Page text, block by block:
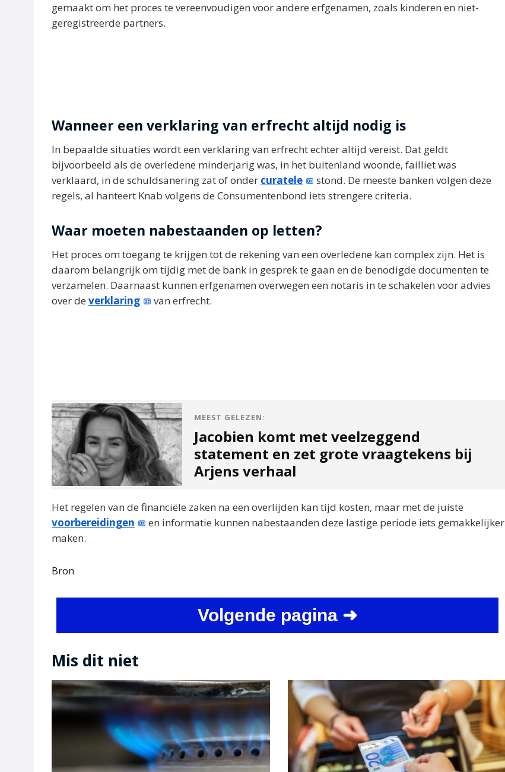
gemaakt om het proces te vereenvoudigen voor andere erfgenamen, zoals kinderen en niet-
geregistreerde partners.
Wanneer een verklaring van erfrecht altijd nodig is
In bepaalde situaties wordt een verklaring van erfrecht echter altijd vereist. Dat geldt
bijvoorbeeld als de overledene minderjarig was, in het buitenland woonde, failliet was
verklaard, in de schuldsanering zat of onder curatele
stond. De meeste banken volgen deze
regels, al hanteert Knab volgens de Consumentenbond iets strengere criteria.
Waar moeten nabestaanden op letten?
Het proces om toegang te krijgen tot de rekening van een overledene kan complex zijn. Het is
daarom belangrijk om tijdig met de bank in gesprek te gaan en de benodigde documenten te
verzamelen. Daarnaast kunnen erfgenamen overwegen een notaris in te schakelen voor advies
over de verklaring van erfrecht.
MEEST GELEZEN:
Jacobien komt met veelzeggend
statement en zet grote vraagtekens bij
Arjens verhaal
Het regelen van de financiële zaken na een overlijden kan tijd kosten, maar met de juiste
voorbereidingen
en informatie kunnen nabestaanden deze lastige periode iets gemakkelijker
maken.
Bron
Volgende pagina ➜
Mis dit niet